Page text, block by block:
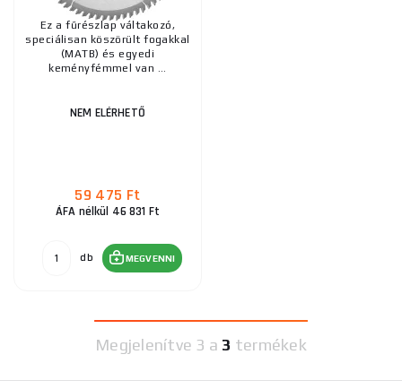
Ez a fűrészlap váltakozó,
speciálisan köszörült fogakkal
(MATB) és egyedi
keményfémmel van ...
NEM ELÉRHETŐ
59 475 Ft
ÁFA nélkül 46 831 Ft
db MEGVENNI
Megjelenítve 3 a 3 termékek